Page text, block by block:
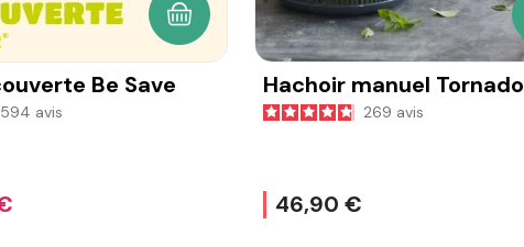
Be Save
594 avis
AJOUTER AU PANIER
Hachoir manuel Tornado
269 avis
46,90 €